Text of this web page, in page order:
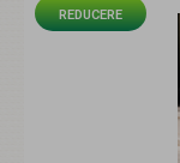
Descriere;
naturala
REDUCERE